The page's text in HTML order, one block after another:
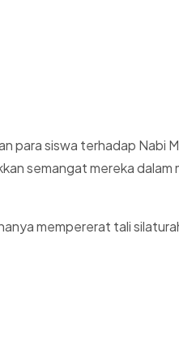
para siswa terhadap Nabi
semangat mereka dalam
mempererat tali